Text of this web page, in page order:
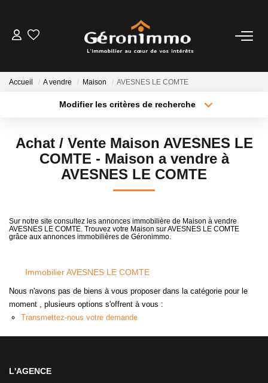
ESTIMATION
CONTACT
Accueil A vendre Maison AVESNES LE COMTE
Modifier les critères de recherche
Sélectionnez...
Type de bien
Achat / Vente Maison AVESNES LE
COMTE - Maison a vendre à
AVESNES LE COMTE
Sur notre site consultez les annonces immobilière de Maison à vendre
AVESNES LE COMTE. Trouvez votre Maison sur AVESNES LE COMTE
grâce aux annonces immobilières de Géronimmo.
Immobilier AVESNES LE COMTE
Nous n'avons pas de biens à vous proposer dans la catégorie pour le
moment , plusieurs options s'offrent à vous :
Transmettez-nous votre demande
L'AGENCE